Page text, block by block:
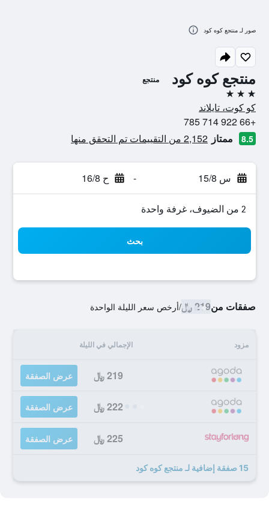
منتجع كوه كود منتجع
3 نجوم
كو كوت، تايلاند
+66 922 714 785
8.5 ممتاز 2,152 من التقييمات تم التحقق منها
س 15/8 - ح 16/8
2 من الضيوف، غرفة واحدة
بحث
صفقات من219 ﷼ /أرخص سعر الليلة الواحدة
مزود الإجمالي في الليلة
219 ﷼ عرض الصفقة
222 ﷼ عرض الصفقة
225 ﷼ عرض الصفقة
15 صفقة إضافية لـ منتجع كوه كود
صور لـ منتجع كوه كود